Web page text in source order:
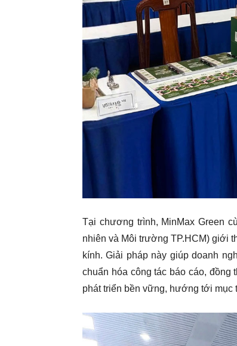
Tại chương trình, MinMax Green
nhiên và Môi trường TP.HCM) giới
kính. Giải pháp này giúp doanh
chuẩn hóa công tác báo cáo,
phát triển bền vững, hướng tới mục